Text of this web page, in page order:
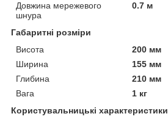
Довжина мережевого
шнура
0.7 м
Габаритні розміри
Висота
200 мм
Ширина
155 мм
Глибина
210 мм
Вага
1 кг
Користувальницькі характеристики